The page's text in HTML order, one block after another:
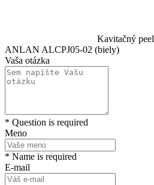
Kavitačný
ANLAN ALCPJ05-02 (biely)
Vaša otázka
* Question is required
Meno
* Name is required
E-mail